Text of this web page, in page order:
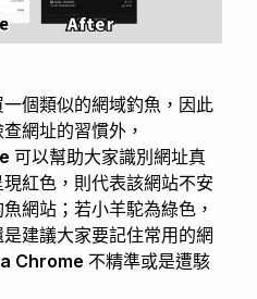
個類似的網域釣魚，因此
網址的習慣外，
可以幫助大家識別網址真
紅色，則代表該網站不安
網站；若小羊駝為綠色，
建議大家要記住常用的網
Chrome 不精準或是遭駭